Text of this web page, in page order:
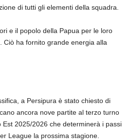
di tutti gli elementi della squadra.
e il popolo della Papua per le loro
Ciò ha fornito grande energia alla
a Persipura è stato chiesto di
ancora nove partite al terzo turno
2025/2026 che determinerà i passi
League la prossima stagione.